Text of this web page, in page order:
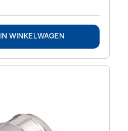
IN WINKELWAGEN